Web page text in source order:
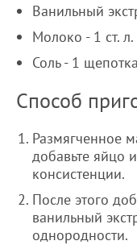
Ванильный
Молоко - 1 ст. л.
Соль - 1 щепотка
Способ
Размягченное
добавьте яйцо
консистенции.
После этого
ванильный
однородности.